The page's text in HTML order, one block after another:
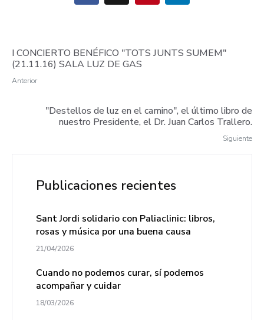
I CONCIERTO BENÉFICO "TOTS JUNTS SUMEM"
(21.11.16) SALA LUZ DE GAS
Anterior
"Destellos de luz en el camino", el último libro de
nuestro Presidente, el Dr. Juan Carlos Trallero.
Siguiente
Publicaciones recientes
Sant Jordi solidario con Paliaclinic: libros,
rosas y música por una buena causa
21/04/2026
Cuando no podemos curar, sí podemos
acompañar y cuidar
18/03/2026